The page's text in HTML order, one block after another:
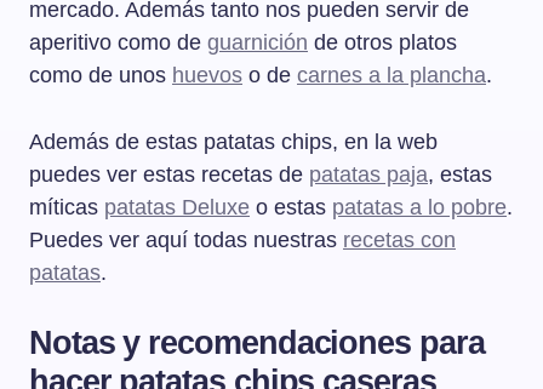
mercado. Además tanto nos pueden servir de
aperitivo como de guarnición de otros platos
como de unos huevos o de carnes a la plancha.
Además de estas patatas chips, en la web
puedes ver estas recetas de patatas paja, estas
míticas patatas Deluxe o estas patatas a lo pobre.
Puedes ver aquí todas nuestras recetas con
patatas.
Notas y recomendaciones para